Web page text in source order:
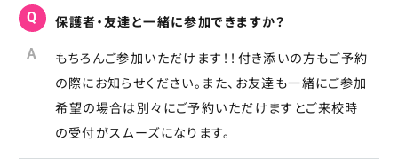
Q 保護者・友達と一緒に参加できますか？
A
もちろんご参加いただけます！！付き添いの方もご予約
の際にお知らせください。また、お友達も一緒にご参加
希望の場合は別々にご予約いただけますとご来校時
の受付がスムーズになります。